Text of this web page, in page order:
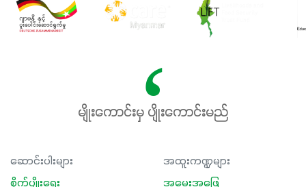
မျိုးကောင်းမှ ပျိုးကောင်းမည်
ဆောင်းပါးများ
စိုက်ပျိုးရေး
အထူးကဏ္ဍများ
အမေးအဖြေ